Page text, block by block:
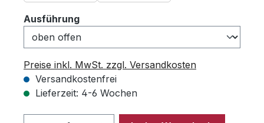
Ausführungauswählen
Preise inkl. MwSt. zzgl. Versandkosten
Versandkostenfrei
Lieferzeit: 4-6 Wochen